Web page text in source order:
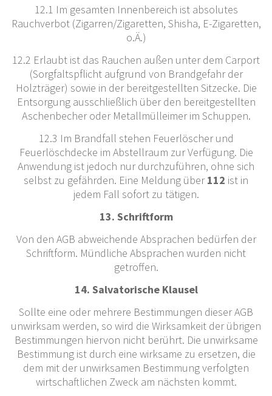
12.1 Im gesamten Innenbereich ist absolutes
Rauchverbot (Zigarren/Zigaretten, Shisha, E-Zigaretten,
o.Ä.)
12.2 Erlaubt ist das Rauchen außen unter dem Carport
(Sorgfaltspflicht aufgrund von Brandgefahr der
Holzträger) sowie in der bereitgestellten Sitzecke. Die
Entsorgung ausschließlich über den bereitgestellten
Aschenbecher oder Metallmülleimer im Schuppen.
12.3 Im Brandfall stehen Feuerlöscher und
Feuerlöschdecke im Abstellraum zur Verfügung. Die
Anwendung ist jedoch nur durchzuführen, ohne sich
selbst zu gefährden. Eine Meldung über112 ist in
jedem Fall sofort zu tätigen.
13. Schriftform
Von den AGB abweichende Absprachen bedürfen der
Schriftform. Mündliche Absprachen wurden nicht
getroffen.
14. Salvatorische Klausel
Sollte eine oder mehrere Bestimmungen dieser AGB
unwirksam werden, so wird die Wirksamkeit der übrigen
Bestimmungen hiervon nicht berührt. Die unwirksame
Bestimmung ist durch eine wirksame zu ersetzen, die
dem mit der unwirksamen Bestimmung verfolgten
wirtschaftlichen Zweck am nächsten kommt.